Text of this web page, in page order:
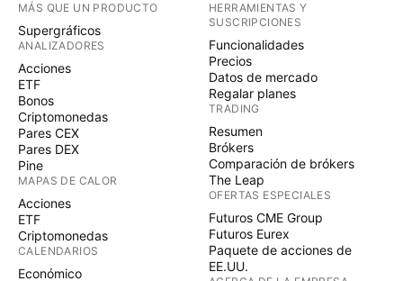
MÁS QUE UN PRODUCTO
Supergráficos
ANALIZADORES
Acciones
ETF
Bonos
Criptomonedas
Pares CEX
Pares DEX
Pine
MAPAS DE CALOR
Acciones
ETF
Criptomonedas
CALENDARIOS
Económico
HERRAMIENTAS Y
SUSCRIPCIONES
Funcionalidades
Precios
Datos de mercado
Regalar planes
TRADING
Resumen
Brókers
Comparación de brókers
The Leap
OFERTAS ESPECIALES
Futuros CME Group
Futuros Eurex
Paquete de acciones de
EE.UU.